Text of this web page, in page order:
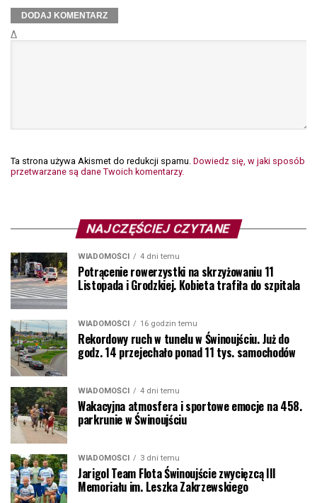
Δ
Ta strona używa Akismet do redukcji spamu. Dowiedz się, w jaki sposób
przetwarzane są dane Twoich komentarzy.
NAJCZĘŚCIEJ CZYTANE
WIADOMOŚCI 4 dni temu
Potrącenie rowerzystki na skrzyżowaniu 11
Listopada i Grodzkiej. Kobieta trafiła do szpitala
WIADOMOŚCI 16 godzin temu
Rekordowy ruch w tunelu w Świnoujściu. Już do
godz. 14 przejechało ponad 11 tys. samochodów
WIADOMOŚCI 4 dni temu
Wakacyjna atmosfera i sportowe emocje na 458.
parkrunie w Świnoujściu
WIADOMOŚCI 3 dni temu
Jarigol Team Flota Świnoujście zwycięzcą III
Memoriału im. Leszka Zakrzewskiego